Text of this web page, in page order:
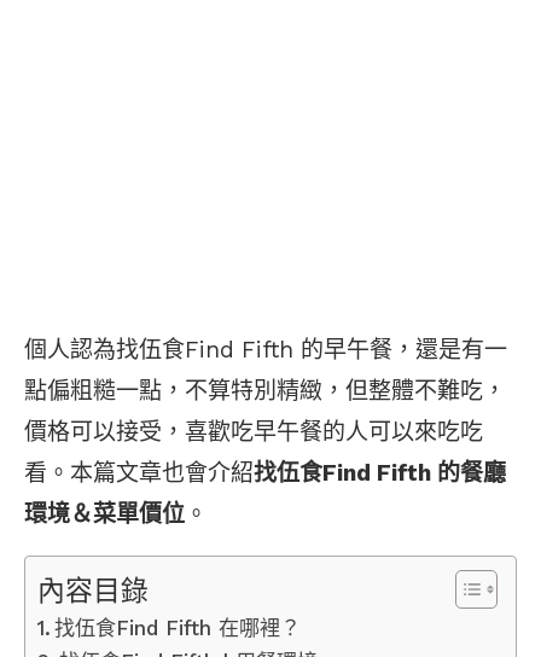
個人認為找伍食Find Fifth 的早午餐，還是有一
點偏粗糙一點，不算特別精緻，但整體不難吃，
價格可以接受，喜歡吃早午餐的人可以來吃吃
看。本篇文章也會介紹找伍食Find Fifth 的餐廳
環境＆菜單價位 。
內容目錄
找伍食Find Fifth 在哪裡？